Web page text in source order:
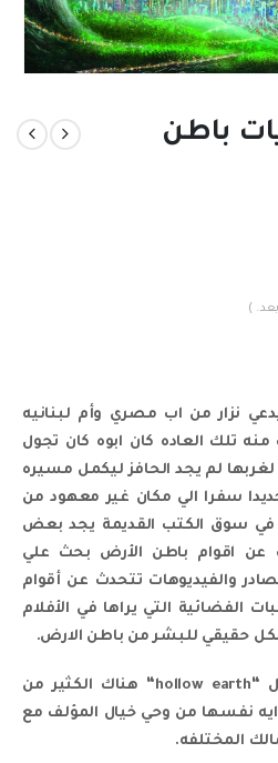
باطن
)
نزار من اب مصري وأم لبنانيه
تلك العاده كان ابوه كان تجول
لم يجد الحافز ليكمل مسيره
سفرا الي مكان غير معهود من
في سوق الكتب القديمة يجد بعض
عن اقوام باطن الأرض بحث علي
والفيديوهات تتحدث عن أقوام
الفضائية التي يراها في الأفلام
حقيقي للبشر من باطن الارض.
النظريه موجوده وتسمي بال “hollow earth“ هناك الكثير من
نفسها من وحي خيال المؤلف مع
المختلفه.